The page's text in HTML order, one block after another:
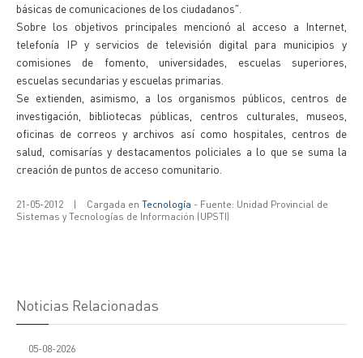
básicas de comunicaciones de los ciudadanos".
Sobre los objetivos principales mencionó al acceso a Internet,
telefonía IP y servicios de televisión digital para municipios y
comisiones de fomento, universidades, escuelas superiores,
escuelas secundarias y escuelas primarias.
Se extienden, asimismo, a los organismos públicos, centros de
investigación, bibliotecas públicas, centros culturales, museos,
oficinas de correos y archivos así como hospitales, centros de
salud, comisarías y destacamentos policiales a lo que se suma la
creación de puntos de acceso comunitario.
21-05-2012 | Cargada en Tecnología - Fuente: Unidad Provincial de
Sistemas y Tecnologías de Información (UPSTI)
Noticias Relacionadas
05-08-2026